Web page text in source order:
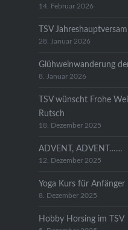
14. Februar 2026
TSV
28. Januar 2026
Glühweinwanderung
8. Januar 2026
TSV wünscht Frohe
Rutsch
18. Dezember 2025
ADVENT, ADVENT……
12. Dezember 2025
Yoga Kurs für Anfänger
8. Dezember 2025
Hobby Horsing im TSV